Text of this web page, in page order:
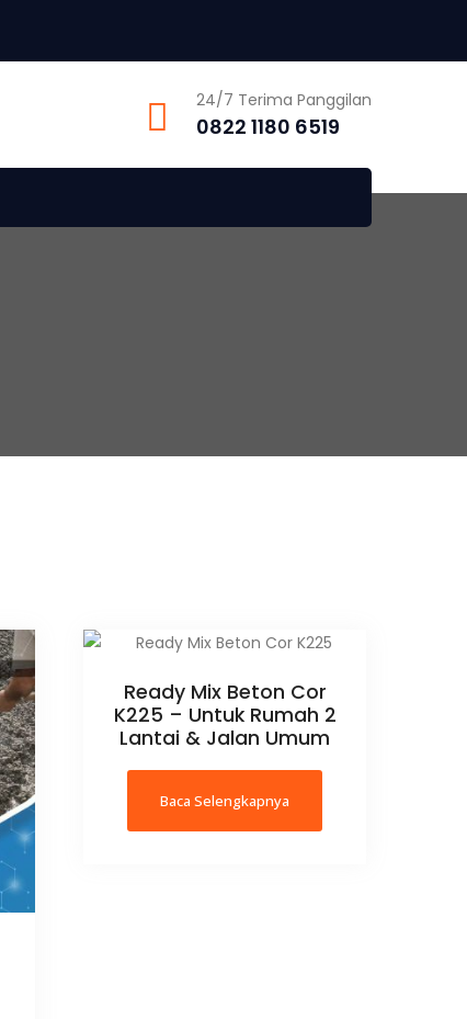
24/7 Terima Panggilan
0822 1180 6519
Ready Mix Beton Cor
K225 – Untuk Rumah 2
Lantai & Jalan Umum
Baca Selengkapnya